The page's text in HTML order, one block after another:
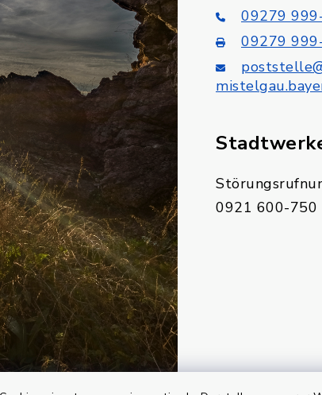
09279
09279
0921 600-750